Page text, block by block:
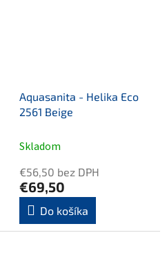
Aquasanita - Helika Eco
2561 Beige
Skladom
€56,50 bez DPH
€69,50
Do košíka